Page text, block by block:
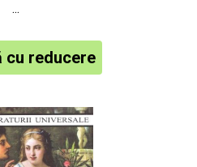
...
cu reducere